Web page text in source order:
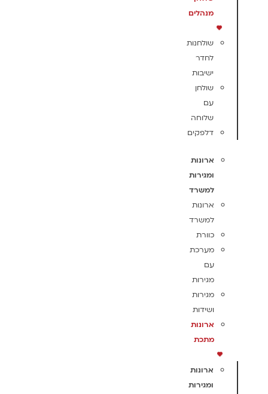
מנהלים
שולחנות
לחדר
ישיבות
שולחן
עם
שלוחה
דלפקים
ארונות
ומגירות
למשרד
ארונות
למשרד
כוורת
מערכת
עם
מגירות
מגירות
ושידות
ארונות
מתכת
ארונות
ומגירות